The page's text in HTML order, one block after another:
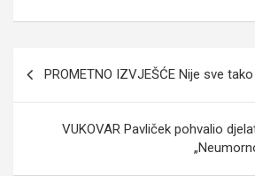
PROMETNO IZVJEŠĆE Nije sve
VUKOVAR Pavliček pohvalio